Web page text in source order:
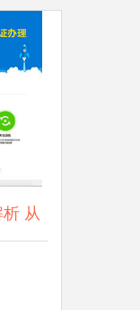
从
则